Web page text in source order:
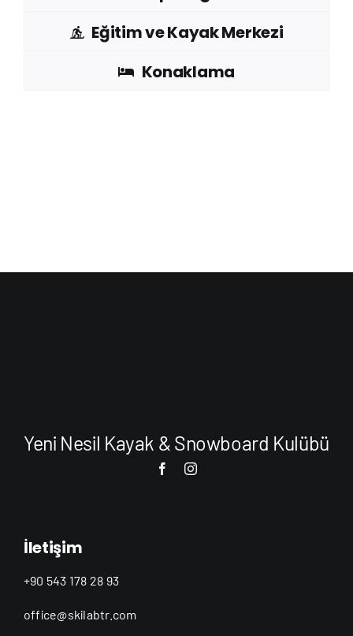
Eğitim ve Kayak Merkezi
Konaklama
Yeni Nesil Kayak & Snowboard Kulübü
İletişim
+90 543 178 28 93
office@skilabtr.com